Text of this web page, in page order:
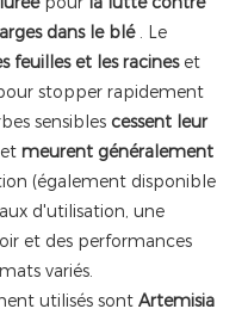
dans le blé. Le
feuilles et les racineset
stopper rapidement
sensibles cessent leur
meurent généralement
(également disponible
d'utilisation, une
et des performances
variés.
utilisés sont Artemisia